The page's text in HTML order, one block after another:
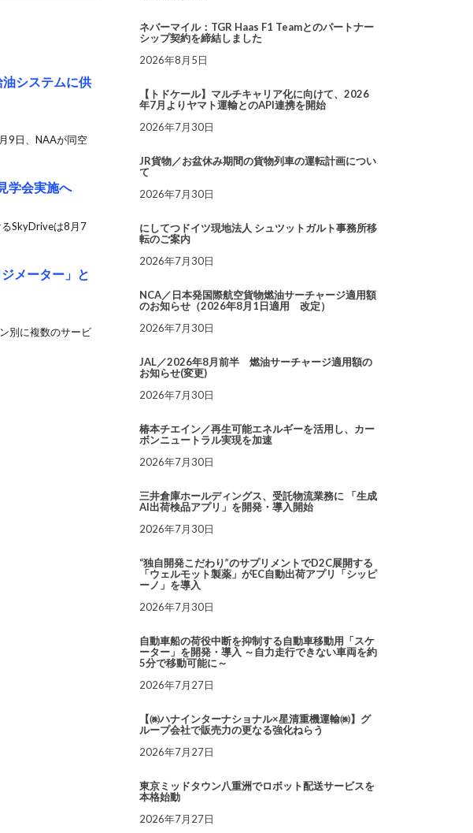
システムに供
9日、NAAが同空
学会実施へ
SkyDriveは8月7
メーター」と
別に複数のサービ
ネバーマイル：TGR Haas F1 Teamとのパートナー
シップ契約を締結しました
2026年8月5日
【トドケール】マルチキャリア化に向けて、2026
年7月よりヤマト運輸とのAPI連携を開始
2026年7月30日
JR貨物／お盆休み期間の貨物列車の運転計画につい
て
2026年7月30日
にしてつドイツ現地法人 シュツットガルト事務所移
転のご案内
2026年7月30日
NCA／日本発国際航空貨物燃油サーチャージ適用額
のお知らせ（2026年8月1日適用 改定）
2026年7月30日
JAL／2026年8月前半 燃油サーチャージ適用額の
お知らせ(変更)
2026年7月30日
椿本チエイン／再生可能エネルギーを活用し、カー
ボンニュートラル実現を加速
2026年7月30日
三井倉庫ホールディングス、受託物流業務に 「生成
AI出荷検品アプリ」を開発・導入開始
2026年7月30日
“独自開発こだわり”のサプリメントでD2C展開する
「ウェルモット製薬」がEC自動出荷アプリ「シッピ
ーノ」を導入
2026年7月30日
自動車船の荷役中断を抑制する自動車移動用「スケ
ーター」を開発・導入 ～自力走行できない車両を約
5分で移動可能に～
2026年7月27日
【㈱ハナインターナショナル×星清重機運輸㈱】グ
ループ会社で販売力の更なる強化ねらう
2026年7月27日
東京ミッドタウン八重洲でロボット配送サービスを
本格始動
2026年7月27日